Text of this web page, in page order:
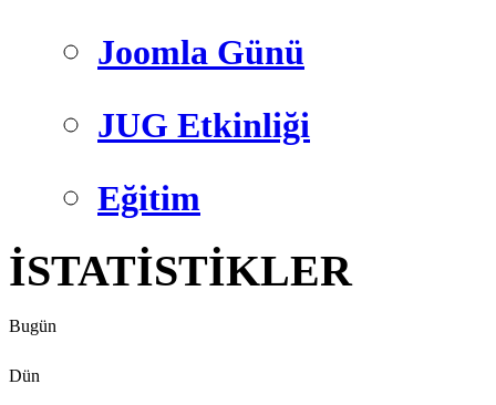
Joomla Günü
JUG Etkinliği
Eğitim
İSTATİSTİKLER
Bugün
Dün